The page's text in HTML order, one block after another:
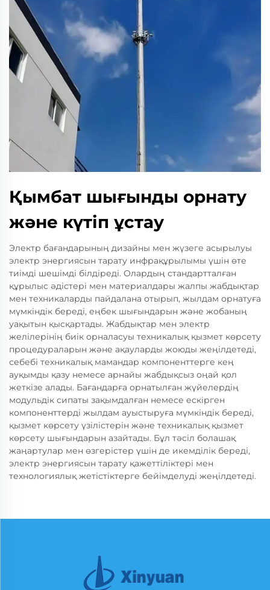
Қымбат шығынды орнату
және күтіп ұстау
Электр бағандарының дизайны мен жүзеге асырылуы
электр энергиясын тарату инфрақұрылымы үшін өте
тиімді шешімді білдіреді. Олардың стандартталған
құрылыс әдістері мен материалдары жалпы жабдықтар
мен техникаларды пайдалана отырып, жылдам орнатуға
мүмкіндік береді, еңбек шығындарын және жобаның
уақытын қысқартады. Жабдықтар мен электр
желілерінің биік орналасуы техникалық қызмет көрсету
процедураларын және ақауларды жоюды жеңілдетеді,
себебі техникалық мамандар компоненттерге кең
ауқымды қазу немесе арнайы жабдықсыз оңай қол
жеткізе алады. Бағандарға орнатылған жүйелердің
модульдік сипаты зақымдалған немесе ескірген
компоненттерді жылдам ауыстыруға мүмкіндік береді,
қызмет көрсету үзілістерін және техникалық қызмет
көрсету шығындарын азайтады. Бұл тәсіл болашақ
жаңартулар мен өзгерістер үшін де икемділік береді,
электр энергиясын тарату қажеттіліктері мен
технологиялық жетістіктерге бейімделуді жеңілдетеді.